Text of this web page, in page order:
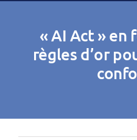
Publiez« AI Act » en
règles d’or